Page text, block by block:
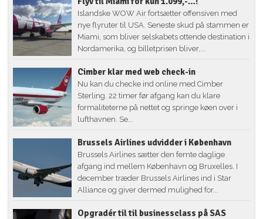
Islandske WOW Air fortsætter offensiven med
nye flyruter til USA. Seneste skud på stammen er
Miami, som bliver selskabets ottende destination i
Nordamerika, og billetprisen bliver,...
Cimber klar med web check-in
Nu kan du checke ind online med Cimber
Sterling. 22 timer før afgang kan du klare
formaliteterne på nettet og springe køen over i
lufthavnen. Se...
Brussels Airlines udvidder i København
Brussels Airlines sætter den femte daglige
afgang ind mellem København og Bruxelles. I
december træder Brussels Airlines ind i Star
Alliance og giver dermed mulighed for...
Opgradér til til businessclass på SAS